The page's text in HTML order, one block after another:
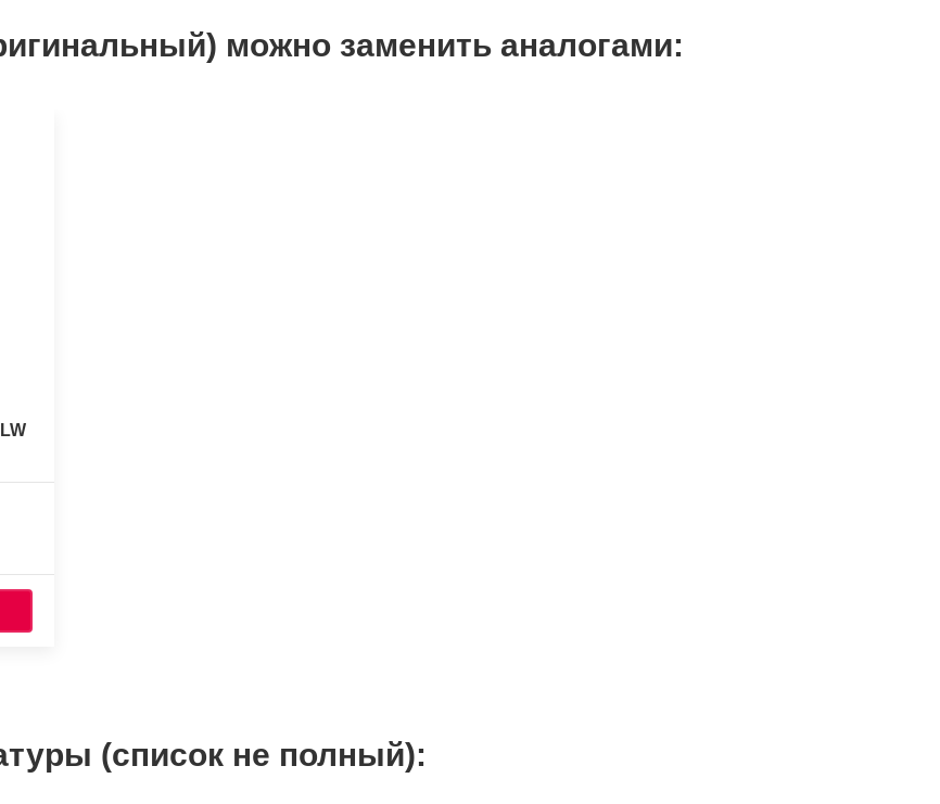
можно заменить аналогами:
(список не полный):